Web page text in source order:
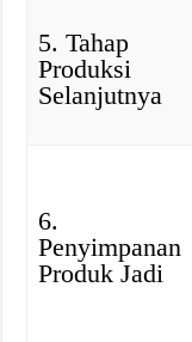
5. Tahap
Produksi
Selanjutnya
6.
Penyimpanan
Produk Jadi